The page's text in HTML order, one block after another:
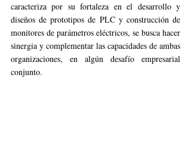
caracteriza por su fortaleza en el desarrollo y
diseños de prototipos de PLC y construcción de
monitores de parámetros eléctricos, se busca hacer
sinergia y complementar las capacidades de ambas
organizaciones, en algún desafío empresarial
conjunto.